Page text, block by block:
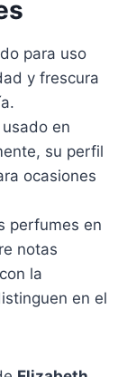
para uso
y frescura
en
su perfil
ocasiones
perfumes en
notas
la
en el